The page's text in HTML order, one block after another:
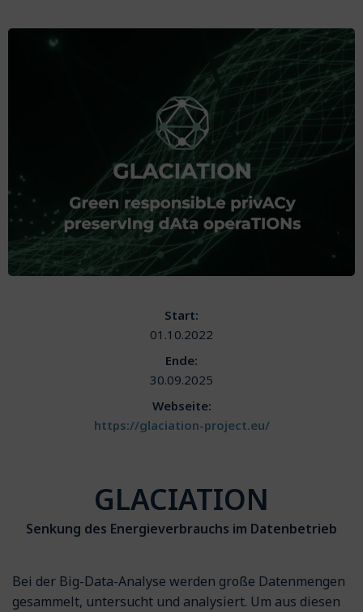
Start:
01.10.2022
Ende:
30.09.2025
Webseite:
https://glaciation-project.eu/
GLACIATION
Senkung des Energieverbrauchs im Datenbetrieb
Bei der Big-Data-Analyse werden große Datenmengen
gesammelt, untersucht und analysiert. Um aus diesen